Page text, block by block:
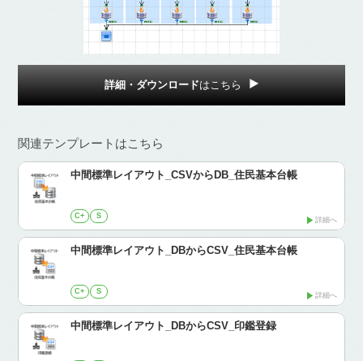
詳細・ダウンロードはこちら
関連テンプレートはこちら
中間標準レイアウト_CSVからDB_住民基本台帳
C+ S 詳細へ
中間標準レイアウト_DBからCSV_住民基本台帳
C+ S 詳細へ
中間標準レイアウト_DBからCSV_印鑑登録